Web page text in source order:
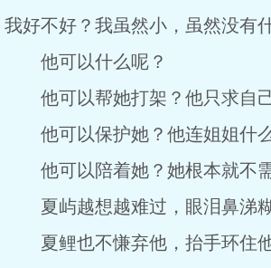
我好不好？我虽然小，虽然没
他可以什么呢？
他可以帮她打架？他只求自己
他可以保护她？他连姐姐什么
他可以陪着她？她根本就不需
夏屿越想越难过，眼泪鼻涕糊
夏鲤也不慊弃他，抬手环住他